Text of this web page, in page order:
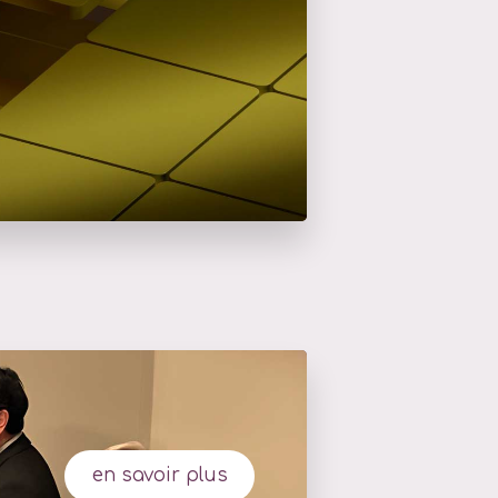
en savoir plus